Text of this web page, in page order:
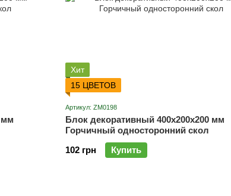
мм
Хит
15 ЦВЕТОВ
Артикул: ZM0198
Блок декоративный 400х200х200 мм
Горчичный односторонний скол
102 грн
Купить